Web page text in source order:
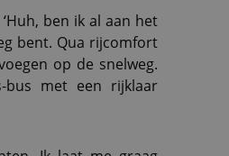
ben ik al aan het
bent. Qua rijcomfort
op de snelweg.
bus met een rijklaar